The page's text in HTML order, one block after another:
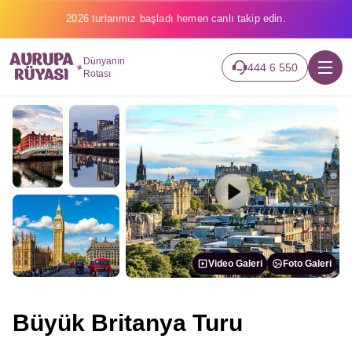
2026 turlarımız başladı hemen canlı takip edin.
Dünyanın
Rotası
444 6 550
Video Galeri Foto Galeri
Büyük Britanya Turu